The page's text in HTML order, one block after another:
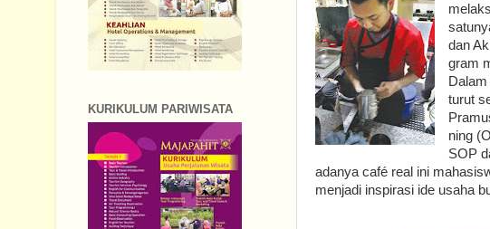
dan
gram
turut
ning
SOP
adanya café real ini
menjadi inspirasi ide usaha
KURIKULUM PARIWISATA